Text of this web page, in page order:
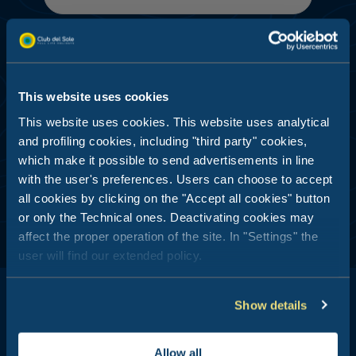
This website uses cookies
This website uses cookies. This website uses analytical
and profiling cookies, including "third party" cookies,
which make it possible to send advertisements in line
with the user's preferences. Users can choose to accept
all cookies by clicking on the "Accept all cookies" button
or only the Technical ones. Deactivating cookies may
affect the proper operation of the site. In "Settings" the
user will find our extended policy.
Show details
Allow all
OFFRES DÉDIÉE - PROFILAGE ET ANALYSE DES
DONNÉES
Je consens